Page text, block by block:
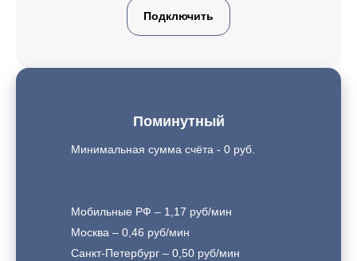
Подключить
Поминутный
Минимальная сумма счёта - 0 руб.
Мобильные РФ – 1,17 руб/мин
Москва – 0,46 руб/мин
Санкт-Петербург – 0,50 руб/мин